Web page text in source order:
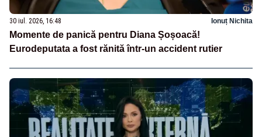
30 iul. 2026, 16:48 Ionuț Nichita
Momente de panică pentru Diana Șoșoacă!
Eurodeputata a fost rănită într-un accident rutier